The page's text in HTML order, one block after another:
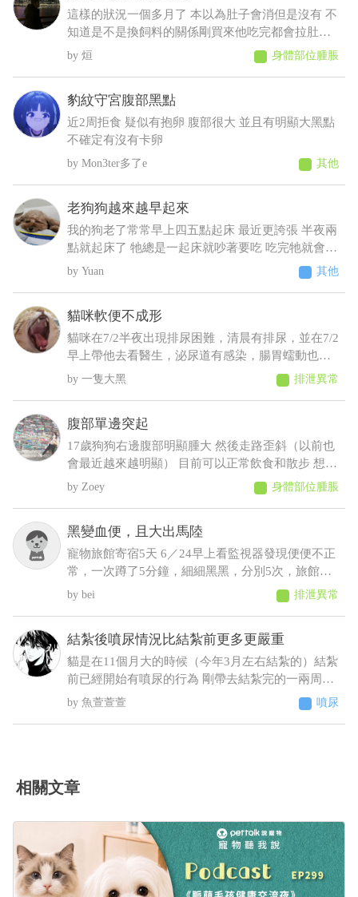
這樣的狀況一個多月了 本以為肚子會消但是沒有 不
知道是不是換飼料的關係剛買來他吃完都會拉肚子
後來就少量多餐就比較不會拉了以前飼料都吃很快
現在都吃很慢有時候還沒有吃完 反而人在吃的他都
現在沒長多少出來變很瘦看得到肋骨 請問醫師這是
什麼狀況????????
烜 身體部位腫脹
豹紋守宮腹部黑點
近2周拒食 疑似有抱卵 腹部很大 並且有明顯大黑點
不確定有沒有卡卵
Mon3ter多了e 其他
老狗狗越來越早起來
我的狗老了常常早上四五點起床 最近更誇張 半夜兩
點就起床了 牠總是一起床就吵著要吃 吃完牠就會乖
乖睡回去 不吃牠就一直抓門一直來回踱步 我明明晚
上十點才給牠吃過 增加了散步次數 結果好像更糟
都是罐頭加水或羊奶稀釋給牠才會喝 這樣子可能是
什麼疾病呀 建議要做什麼檢查呢
Yuan 其他
貓咪軟便不成形
貓咪在7/2半夜出現排尿困難，清晨有排尿，並在7/2
早上帶他去看醫生，泌尿道有感染，腸胃蠕動也變
慢，目前在吃消炎藥和胃藥，昨日貓咪排便時軟便
但有成型，而今日排便軟便並未成型，貓咪在前陣
成型的
一隻大黑 排泄異常
腹部單邊突起
17歲狗狗右邊腹部明顯腫大 然後走路歪斜（以前也
會最近越來越明顯） 目前可以正常飲食和散步 想請
問可能會是什麼狀況，謝謝
Zoey 身體部位腫脹
黑變血便，且大出馬陸
寵物旅館寄宿5天 6／24早上看監視器發現便便不正
常，一次蹲了5分鐘，細細黑黑，分別5次，旅館通
報早上吐 中午接回，回來不進食，只喝水，且晚間
拉了2次黑便〔帶紅果凍型態的晶體〕 6／25 清晨
來！ 6／25下午帶去旅館指定的獸醫院看診 肛門觸
診完，醫生判斷潰瘍性結直腸炎，隨即打了制酸
劑，給了胃粘膜保護劑跟止瀉 7/2告知旅館回診血檢
期中這三項不正常BUN66/RBC9.13/ALT87，旅館改
口說不是他們的問題，沒證據足以判斷是馬陸造成
bei 排泄異常
結紮後噴尿情況比結紮前更多更嚴重
貓是在11個月大的時候（今年3月左右結紮的）結紮
前已經開始有噴尿的行為 剛帶去結紮完的一兩周基
本沒噴尿 之後的時間經常噴尿 原先只是床旁邊的牆
壁 到後來床頭櫃、衣櫃、電腦螢幕、電腦主機 連在
情況該怎麼解決 被噴到很崩潰想送養了
魚萱萱萱 噴尿
相關文章